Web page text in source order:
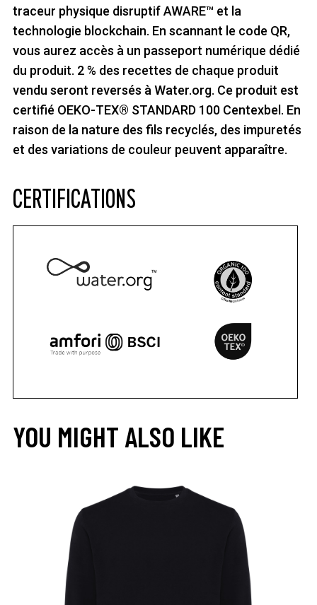
traceur physique disruptif AWARE™ et la
technologie blockchain. En scannant le code QR,
vous aurez accès à un passeport numérique dédié
du produit. 2 % des recettes de chaque produit
vendu seront reversés à Water.org. Ce produit est
certifié OEKO-TEX® STANDARD 100 Centexbel. En
raison de la nature des fils recyclés, des impuretés
et des variations de couleur peuvent apparaître.
CERTIFICATIONS
YOU MIGHT ALSO LIKE